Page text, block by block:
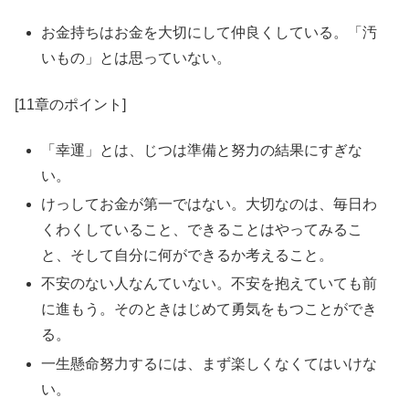
お金持ちはお金を大切にして仲良くしている。「汚
いもの」とは思っていない。
[11章のポイント]
「幸運」とは、じつは準備と努力の結果にすぎな
い。
けっしてお金が第一ではない。大切なのは、毎日わ
くわくしていること、できることはやってみるこ
と、そして自分に何ができるか考えること。
不安のない人なんていない。不安を抱えていても前
に進もう。そのときはじめて勇気をもつことができ
る。
一生懸命努力するには、まず楽しくなくてはいけな
い。